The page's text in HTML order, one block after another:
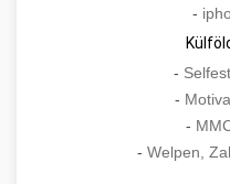
-
-
-
-
- Welpen,